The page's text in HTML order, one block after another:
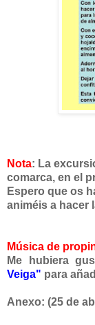
Nota: La
comarca, en el
Espero que os
animéis a hacer
Música de
Me hubiera
Veiga" para
Anexo: (25 de